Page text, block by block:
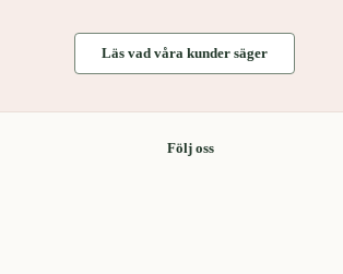
Läs vad våra kunder säger
Följ oss